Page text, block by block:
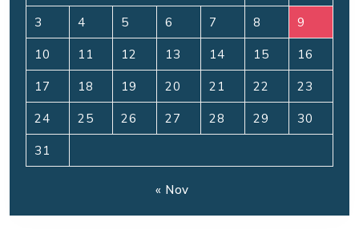
3 4 5 6 7 8 9
10 11 12 13 14 15 16
17 18 19 20 21 22 23
24 25 26 27 28 29 30
31
« Nov